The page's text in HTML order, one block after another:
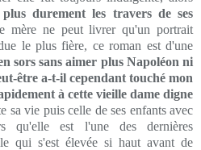
durement les travers de ses
mère ne peut livrer qu'un portrait
le plus fière, ce roman est d'une
sors sans aimer plus Napoléon ni
être a-t-il cependant touché mon
à cette vieille dame digne
sa vie puis celle de ses enfants avec
qu'elle est l'une des dernières
qui s'est élevée si haut avant de